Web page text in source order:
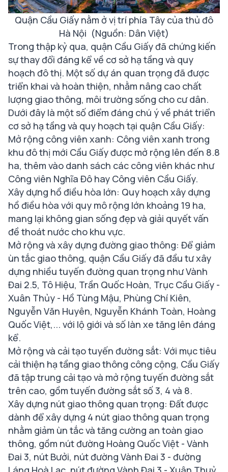
Quận Cầu Giấy nằm ở vị trí phía Tây của thủ đô
Hà Nội (Nguồn: Dân Việt)
Trong thập kỷ qua, quận Cầu Giấy đã chứng kiến
sự thay đổi đáng kể về cơ sở hạ tầng và quy
hoạch đô thị. Một số dự án quan trọng đã được
triển khai và hoàn thiện, nhằm nâng cao chất
lượng giao thông, môi trường sống cho cư dân.
Dưới đây là một số điểm đáng chú ý về phát triển
cơ sở hạ tầng và quy hoạch tại quận Cầu Giấy:
Mở rộng công viên xanh: Công viên xanh trong
khu đô thị mới Cầu Giấy được mở rộng lên đến 8.8
ha, thêm vào danh sách các công viên khác như
Công viên Nghĩa Đô hay Công viên Cầu Giấy.
Xây dựng hồ điều hòa lớn: Quy hoạch xây dựng
hồ điều hòa với quy mô rộng lớn khoảng 19 ha,
mang lại không gian sống đẹp và giải quyết vấn
đề thoát nước cho khu vực.
Mở rộng và xây dựng đường giao thông: Để giảm
ùn tắc giao thông, quận Cầu Giấy đã đầu tư xây
dựng nhiều tuyến đường quan trọng như Vành
Đai 2.5, Tô Hiệu, Trần Quốc Hoàn, Trục Cầu Giấy -
Xuân Thủy - Hồ Tùng Mậu, Phùng Chí Kiên,
Nguyễn Văn Huyên, Nguyễn Khánh Toàn, Hoàng
Quốc Việt,... với lộ giới và số làn xe tăng lên đáng
kể.
Mở rộng và cải tạo tuyến đường sắt: Với mục tiêu
cải thiện hạ tầng giao thông công cộng, Cầu Giấy
đã tập trung cải tạo và mở rộng tuyến đường sắt
trên cao, gồm tuyến đường sắt số 3, 4 và 8.
Xây dựng nút giao thông quan trọng: Đất được
dành để xây dựng 4 nút giao thông quan trọng
nhằm giảm ùn tắc và tăng cường an toàn giao
thông, gồm nút đường Hoàng Quốc Việt - Vành
Đai 3, nút Bưởi, nút đường Vành Đai 3 - đường